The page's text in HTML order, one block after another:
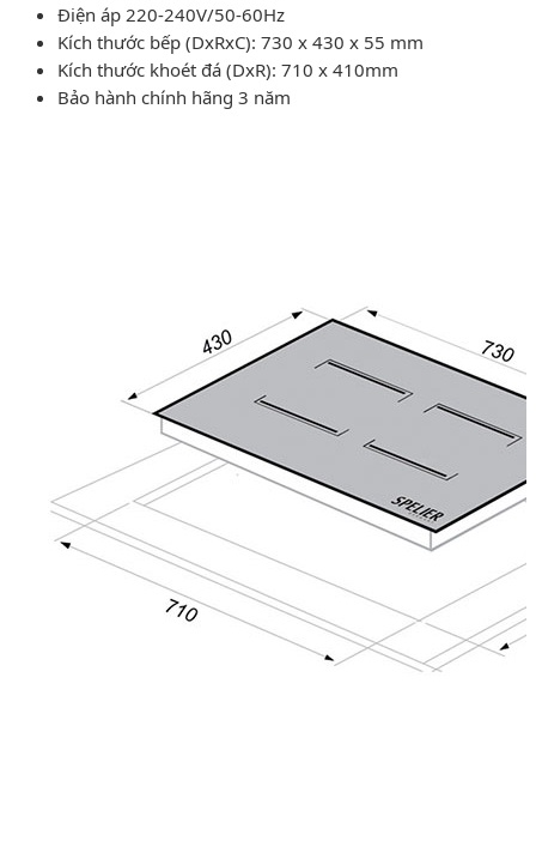
Điện áp 220-240V/50-60Hz
Kích thước bếp (DxRxC): 730 x 430 x 55 mm
Kích thước khoét đá (DxR): 710 x 410mm
Bảo hành chính hãng 3 năm